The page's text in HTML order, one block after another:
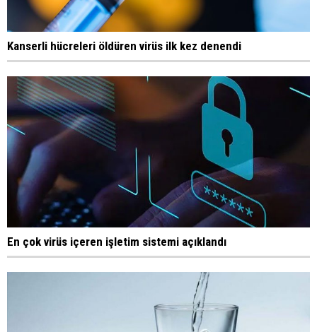
Kanserli hücreleri öldüren virüs ilk kez denendi
En çok virüs içeren işletim sistemi açıklandı